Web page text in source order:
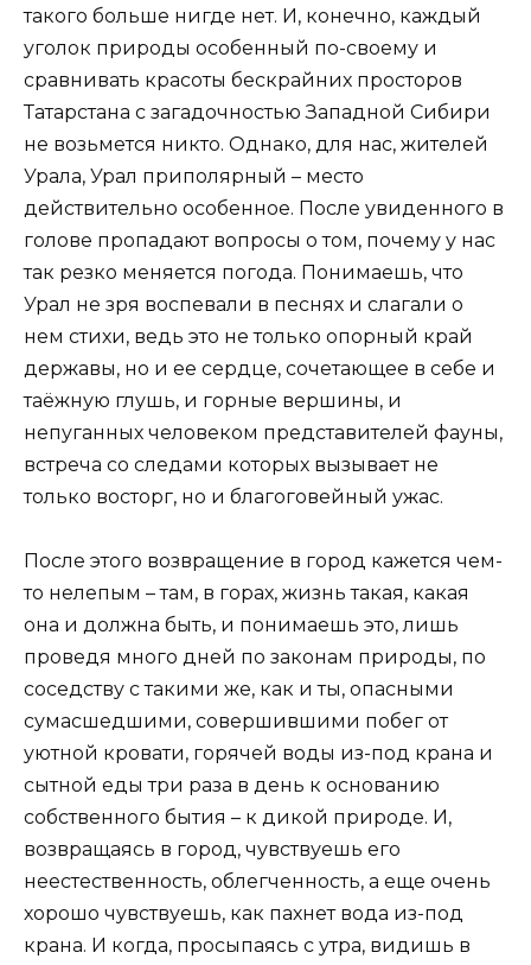
такого больше нигде нет. И, конечно, каждый
уголок природы особенный по-своему и
сравнивать красоты бескрайних просторов
Татарстана с загадочностью Западной Сибири
не возьмется никто. Однако, для нас, жителей
Урала, Урал приполярный – место
действительно особенное. После увиденного в
голове пропадают вопросы о том, почему у нас
так резко меняется погода. Понимаешь, что
Урал не зря воспевали в песнях и слагали о
нем стихи, ведь это не только опорный край
державы, но и ее сердце, сочетающее в себе и
таёжную глушь, и горные вершины, и
непуганных человеком представителей фауны,
встреча со следами которых вызывает не
только восторг, но и благоговейный ужас.
После этого возвращение в город кажется чем-
то нелепым – там, в горах, жизнь такая, какая
она и должна быть, и понимаешь это, лишь
проведя много дней по законам природы, по
соседству с такими же, как и ты, опасными
сумасшедшими, совершившими побег от
уютной кровати, горячей воды из-под крана и
сытной еды три раза в день к основанию
собственного бытия – к дикой природе. И,
возвращаясь в город, чувствуешь его
неестественность, облегченность, а еще очень
хорошо чувствуешь, как пахнет вода из-под
крана. И когда, просыпаясь с утра, видишь в